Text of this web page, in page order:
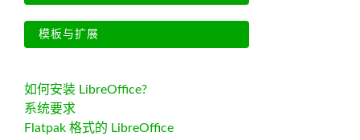
模板与扩展
如何安装 LibreOffice?
系统要求
Flatpak 格式的 LibreOffice